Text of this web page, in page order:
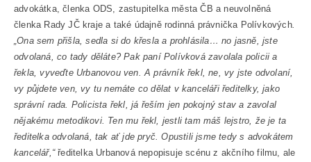
advokátka, členka ODS, zastupitelka města ČB a neuvolněná
členka Rady JČ kraje a také údajně rodinná právnička Polívkových.
„Ona sem přišla, sedla si do křesla a prohlásila… no jasně, jste
odvolaná, co tady děláte? Pak paní Polívková zavolala policii a
řekla, vyveďte Urbanovou ven. A právník řekl, ne, vy jste odvolaní,
vy půjdete ven, vy tu nemáte co dělat v kanceláři ředitelky, jako
správní rada. Policista řekl, já řeším jen pokojný stav a zavolal
nějakému metodikovi. Ten mu řekl, jestli tam máš lejstro, že je ta
ředitelka odvolaná, tak ať jde pryč. Opustili jsme tedy s advokátem
kancelář,“ředitelka Urbanová nepopisuje scénu z akčního filmu, ale